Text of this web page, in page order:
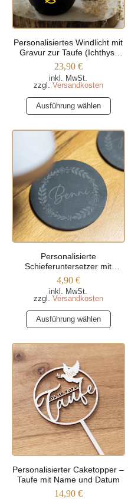
Personalisiertes Windlicht mit
Gravur zur Taufe (Ichthys-
Motive)
23,90 €
inkl. MwSt.
zzgl. Versandkosten
Ausführung wählen
Dieses
Produkt
weist
mehrere
Varianten
auf.
Die
Optionen
können
auf
der
Produktseite
gewählt
werden
Personalisierte
Schieferuntersetzer mit
Blumenmuster
4,90 €
inkl. MwSt.
zzgl. Versandkosten
Ausführung wählen
Dieses
Produkt
weist
mehrere
Varianten
auf.
Die
Optionen
können
auf
der
Produktseite
gewählt
werden
Personalisierter Caketopper –
Taufe mit Name und Datum
14,90 €